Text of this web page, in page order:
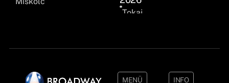
Tokaj
MENÜ INFO